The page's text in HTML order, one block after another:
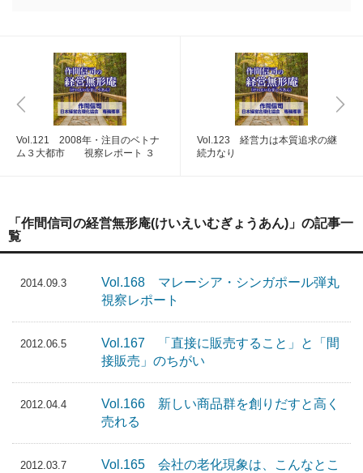
Vol.121 2008年・注目のベトナ
ム３大都市 視察レポート ３
Vol.123 経営力は本質追求の継
続力なり
「作間信司の経営無形庵(けいえいむぎょうあん)」の記事一
覧
2014.09.3
Vol.168 マレーシア・シンガポール弾丸
視察レポート
2012.06.5
Vol.167 「直接に販売すること」と「間
接販売」のちがい
2012.04.4
Vol.166 新しい商品群を創りだすと高く
売れる
2012.03.7
Vol.165 会社の老化現象は、こんなとこ